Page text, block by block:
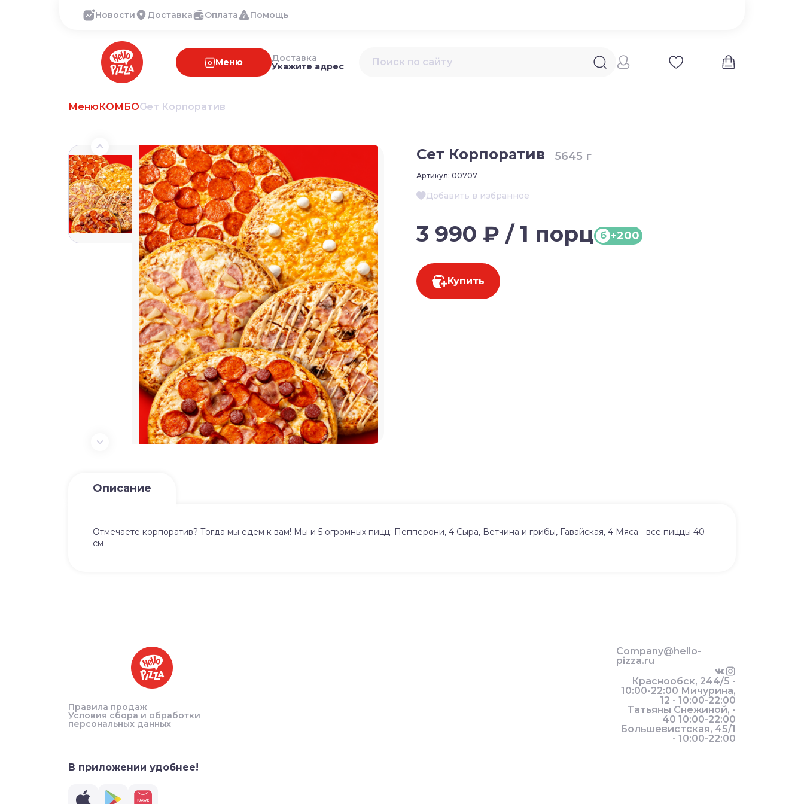
Новости Доставка Оплата Помощь
Меню Доставка
Укажите адрес
МенюКОМБОСет Корпоратив
Сет Корпоратив 5645 г
Артикул: 00707
Добавить в избранное
3 990 ₽ / 1 порц б +200
Купить
Описание
Отмечаете корпоратив? Тогда мы едем к вам! Мы и 5 огромных пицц: Пепперони, 4 Сыра, Ветчина и грибы, Гавайская, 4 Мяса - все пиццы 40
см
Правила продаж
Условия сбора и обработки
персональных данных
Company@hello-
pizza.ru
Краснообск, 244/5 -
10:00-22:00 Мичурина,
12 - 10:00-22:00
Татьяны Снежиной, -
40 10:00-22:00
Большевистская, 45/1
- 10:00-22:00
В приложении удобнее!